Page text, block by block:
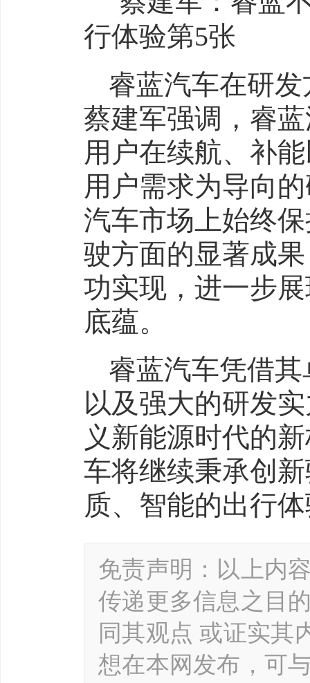
睿蓝汽车在研
蔡建军强调，睿
用户在续航、补
用户需求为导向
汽车市场上始终
驶方面的显著成
功实现，进一步
底蕴。
睿蓝汽车凭借
以及强大的研发
义新能源时代的
车将继续秉承创
质、智能的出行
免责声明：以上内
传递更多信息之目
同其观点 或证实其
想在本网发布，可